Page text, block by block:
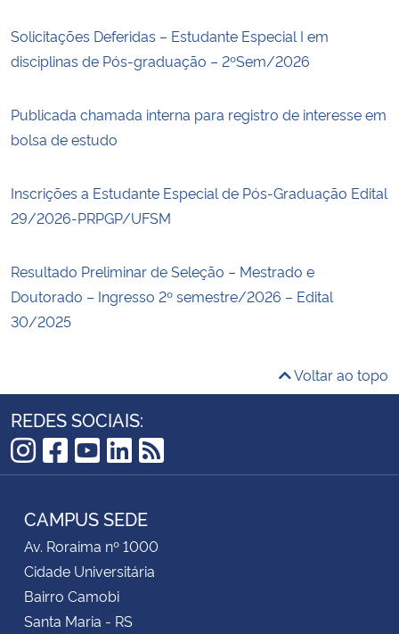
Solicitações Deferidas – Estudante Especial I em
disciplinas de Pós-graduação – 2ºSem/2026
Publicada chamada interna para registro de interesse em
bolsa de estudo
Inscrições a Estudante Especial de Pós-Graduação Edital
29/2026-PRPGP/UFSM
Resultado Preliminar de Seleção – Mestrado e
Doutorado – Ingresso 2º semestre/2026 – Edital
30/2025
Voltar ao topo
REDES SOCIAIS:
Instagram
Facebook
YouTube
LinkedIn
RSS
CAMPUS SEDE
Av. Roraima nº 1000
Cidade Universitária
Bairro Camobi
Santa Maria - RS